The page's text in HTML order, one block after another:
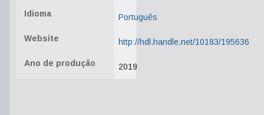
Idioma Português
Website http://hdl.handle.net/10183/195636
Ano de produção 2019